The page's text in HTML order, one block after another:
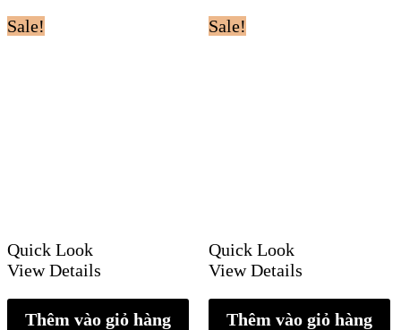
Sale!
Quick Look
View Details
Thêm vào giỏ hàng
Sale!
Quick Look
View Details
Thêm vào giỏ hàng